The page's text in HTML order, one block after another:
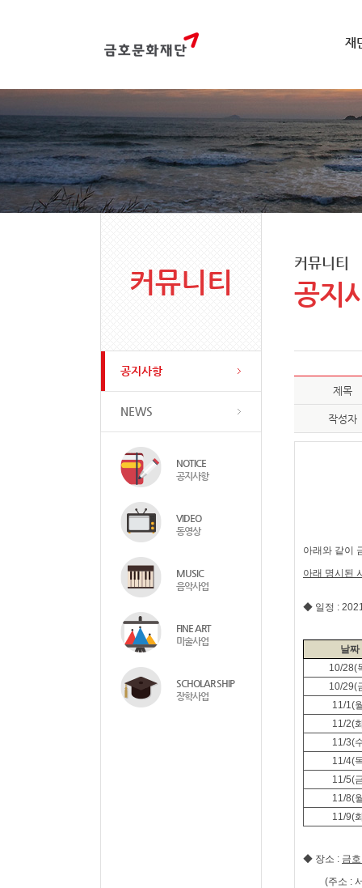
재
커뮤니티
공지사항
NEWS
NOTICE
공지사항
VIDEO
동영상
MUSIC
음악사업
FINE ART
미술사업
SCHOLAR SHIP
장학사업
커뮤니티
공지
제목
작성자
아래와 같이
아래 명시된
◆ 일정 :
날짜
10/28(
10/29(
11/1(
11/2(
11/3(
11/4(
11/5(
11/8(
11/9(
◆ 장소 : 금
(주소 :